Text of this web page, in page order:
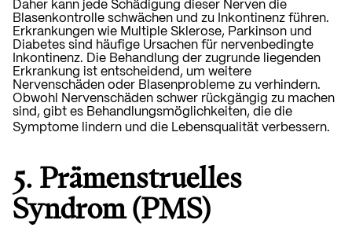
Daher kann jede Schädigung dieser Nerven die
Blasenkontrolle schwächen und zu Inkontinenz führen.
Erkrankungen wie Multiple Sklerose, Parkinson und
Diabetes sind häufige Ursachen für nervenbedingte
Inkontinenz. Die Behandlung der zugrunde liegenden
Erkrankung ist entscheidend, um weitere
Nervenschäden oder Blasenprobleme zu verhindern.
Obwohl Nervenschäden schwer rückgängig zu machen
sind, gibt es Behandlungsmöglichkeiten, die die
Symptome lindern und die Lebensqualität verbessern.
5. Prämenstruelles
Syndrom (PMS)